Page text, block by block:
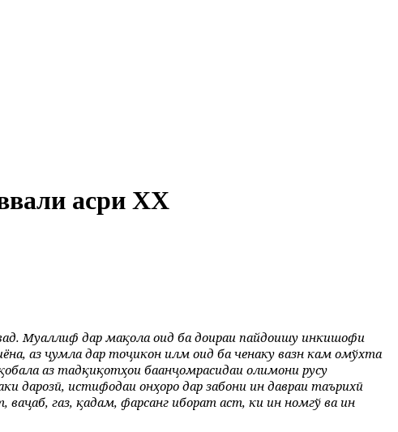
асри XX
Муаллиф дар мақола оид ба доираи пайдоишу инкишофи
аз ҷумла дар тоҷикон илм оид ба ченаку вазн кам омўхта
аз тадқиқотҳои баанҷомрасидаи олимони русу
дарозӣ, истифодаи онҳоро дар забони ин давраи таърихӣ
газ, қадам, фарсанг иборат аст, ки ин номгў ва ин